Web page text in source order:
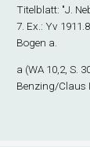
Titelblatt: "J.
7. Ex .: Yv
Bogen a.
a (WA 10,2, S.
Benzing/Claus